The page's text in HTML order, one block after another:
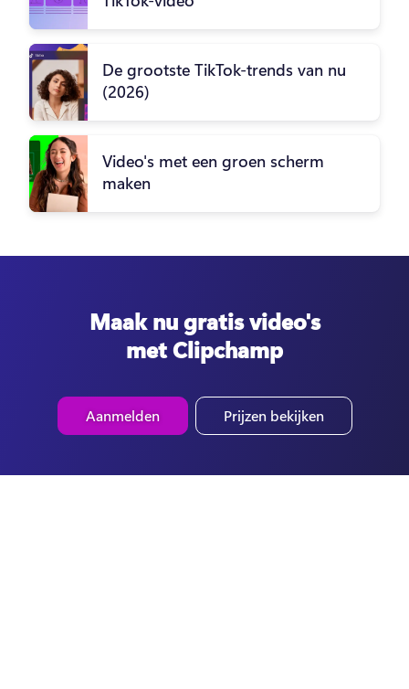
De grootste TikTok-trends van nu
(2026)
Video's met een groen scherm
maken
Maak nu gratis video's
met Clipchamp
Aanmelden Prijzen bekijken